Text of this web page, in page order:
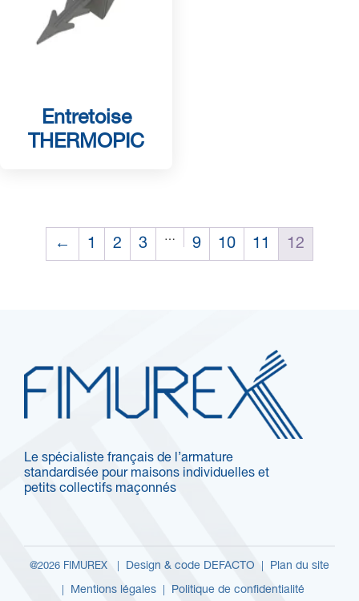
Entretoise
THERMOPIC
← 1 2 3 … 9 10 11 12
Le spécialiste français de l’armature
standardisée pour maisons individuelles et
petits collectifs maçonnés
@2026 FIMUREX | Design & code DEFACTO Plan du site
Mentions légales| Politique de confidentialité